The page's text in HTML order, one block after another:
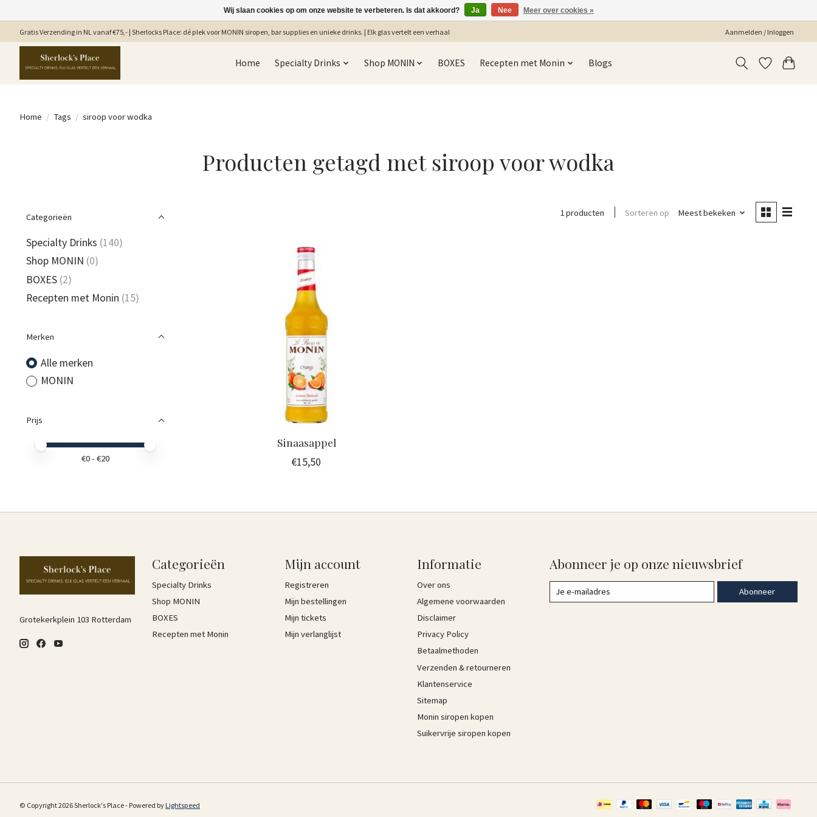
Gratis Verzending in NL vanaf €75,- | Sherlocks Place: dé plek voor MONIN siropen, bar supplies en unieke drinks. | Elk glas vertelt een verhaal Aanmelden / Inloggen
Home Specialty Drinks Shop MONIN BOXES Recepten met Monin Blogs
Home / Tags / siroop voor wodka
Producten getagd met siroop voor wodka
Categorieën
Specialty Drinks (140)
Shop MONIN (0)
BOXES (2)
Recepten met Monin (15)
Merken
Alle merken
MONIN
Prijs
Minimale prijswaarde
Price maximum value
€0- €20
1 producten Sorteren op Meest bekeken
Sinaasappel
€15,50
Grotekerkplein 103 Rotterdam
Categorieën
Specialty Drinks
Shop MONIN
BOXES
Recepten met Monin
Mijn account
Registreren
Mijn bestellingen
Mijn tickets
Mijn verlanglijst
Informatie
Over ons
Algemene voorwaarden
Disclaimer
Privacy Policy
Betaalmethoden
Verzenden & retourneren
Klantenservice
Sitemap
Monin siropen kopen
Suikervrije siropen kopen
Abonneer je op onze nieuwsbrief
Abonneer
© Copyright 2026 Sherlock's Place - Powered byLightspeed
Wij slaan cookies op om onze website te verbeteren. Is dat akkoord? Ja Nee Meer over cookies »